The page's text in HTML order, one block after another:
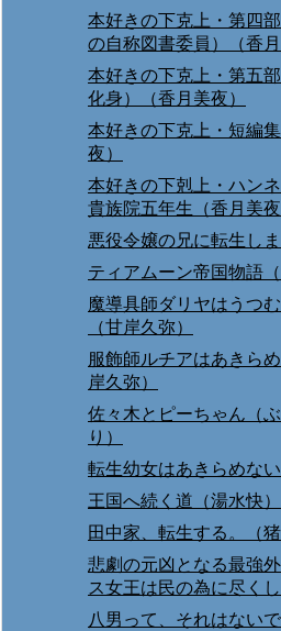
本好きの下克上・第四
の自称図書委員）（香月
本好きの下克上・第五
化身）（香月美夜）
本好きの下克上・短編
夜）
本好きの下剋上・ハン
貴族院五年生（香月美夜
悪役令嬢の兄に転生し
ティアムーン帝国物語（
魔導具師ダリヤはうつ
（甘岸久弥）
服飾師ルチアはあきら
岸久弥）
佐々木とピーちゃん（
り）
転生幼女はあきらめない
王国へ続く道（湯水快）
田中家、転生する。（猪
悲劇の元凶となる最強
ス女王は民の為に尽く
八男って、それはないで